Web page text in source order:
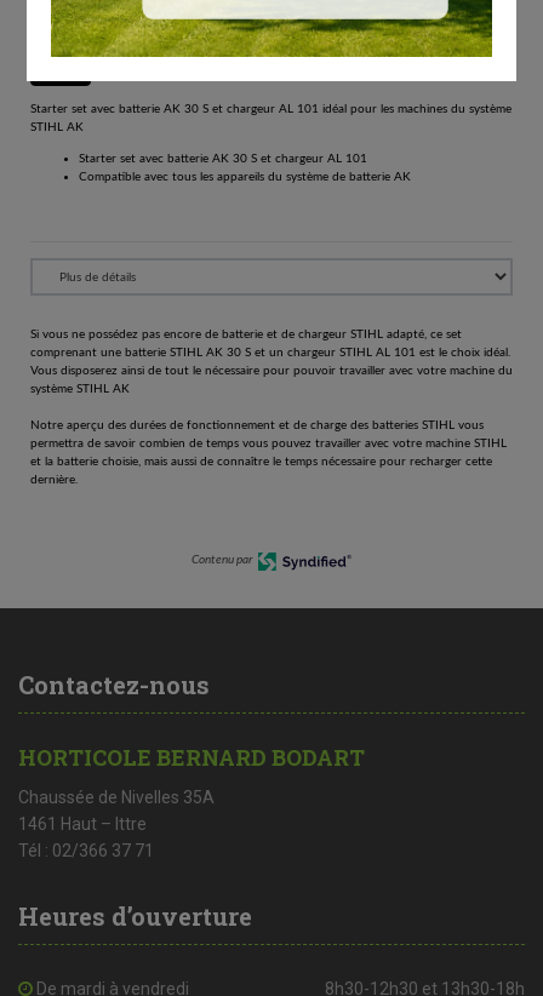
Éco-participation incluse.
Tous les prix comprennent la TVA de 21%.
Starter set avec batterie AK 30 S et chargeur AL 101 idéal pour les machines du système
STIHL AK
Starter set avec batterie AK 30 S et chargeur AL 101
Compatible avec tous les appareils du système de batterie AK
Si vous ne possédez pas encore de batterie et de chargeur STIHL adapté, ce set
comprenant une batterie STIHL AK 30 S et un chargeur STIHL AL 101 est le choix idéal.
Vous disposerez ainsi de tout le nécessaire pour pouvoir travailler avec votre machine du
système STIHL AK
Notre aperçu des durées de fonctionnement et de charge des batteries STIHL vous
permettra de savoir combien de temps vous pouvez travailler avec votre machine STIHL
et la batterie choisie, mais aussi de connaître le temps nécessaire pour recharger cette
dernière.
Contenu par
Contactez-nous
HORTICOLE BERNARD BODART
Chaussée de Nivelles 35A
1461 Haut – Ittre
Tél : 02/366 37 71
Heures d’ouverture
De mardi à vendredi 8h30-12h30 et 13h30-18h